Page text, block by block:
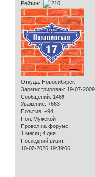
Рейтинг:
Откуда: Новосибирск
Зарегистрирован: 19-07-2009
Сообщений: 1469
Уважение: +663
Позитив: +94
Пол: Мужской
Провел на форуме:
1 месяц 4 дня
Последний визит:
10-07-2026 19:39:06